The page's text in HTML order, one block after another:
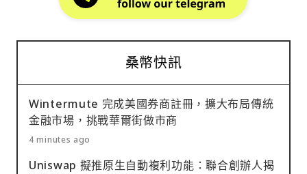
桑幣快訊
Wintermute 完成美國券商註冊，擴大布局傳統
金融市場，挑戰華爾街做市商
4 minutes ago
Uniswap 擬推原生自動複利功能：聯合創辦人揭